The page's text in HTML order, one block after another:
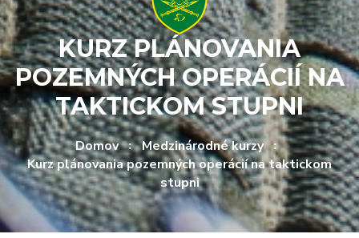
KURZ PLÁNOVANIA
POZEMNÝCH OPERÁCIÍ NA
TAKTICKOM STUPNI
Domov
Medzinárodné kurzy
Kurz plánovania pozemných operácií na taktickom
stupni